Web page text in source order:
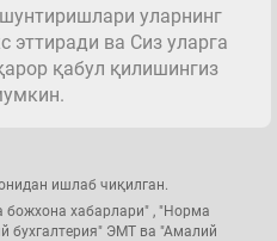
уларнинг
эттиради ва Сиз уларга
қабул қилишингиз
ишлаб чиқилган.
божхона хабарлари" , "Норма
бухгалтерия" ЭМТ ва "Амалий